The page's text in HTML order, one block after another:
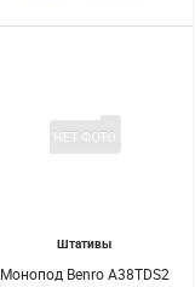
Штативы
Монопод Benro A38TDS2